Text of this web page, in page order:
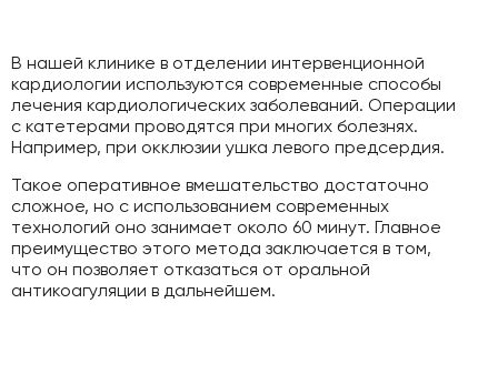
В нашей клинике в отделении интервенционной
кардиологии используются современные способы
лечения кардиологических заболеваний. Операции
с катетерами проводятся при многих болезнях.
Например, при окклюзии ушка левого предсердия.
Такое оперативное вмешательство достаточно
сложное, но с использованием современных
технологий оно занимает около 60 минут. Главное
преимущество этого метода заключается в том,
что он позволяет отказаться от оральной
антикоагуляции в дальнейшем.